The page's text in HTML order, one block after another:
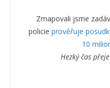
Zmapovali jsme
policie prověřuje
10
Hezký čas přeje